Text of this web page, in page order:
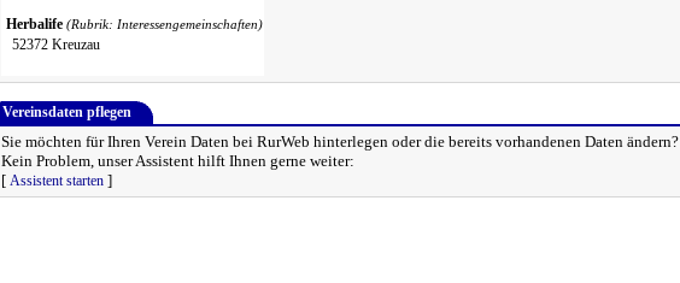
Herbalife (Rubrik: Interessengemeinschaften)
52372 Kreuzau
Vereinsdaten pflegen
Sie möchten für Ihren Verein Daten bei RurWeb hinterlegen oder die bereits vorhandenen Daten ändern?
Kein Problem, unser Assistent hilft Ihnen gerne weiter:
[ Assistent starten ]